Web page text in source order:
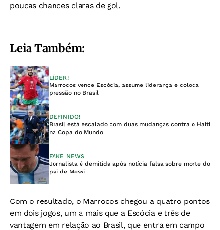
poucas chances claras de gol.
Leia Também:
LÍDER!
Marrocos vence Escócia, assume liderança e coloca
pressão no Brasil
DEFINIDO!
Brasil está escalado com duas mudanças contra o Haiti
na Copa do Mundo
FAKE NEWS
Jornalista é demitida após notícia falsa sobre morte do
pai de Messi
Com o resultado, o Marrocos chegou a quatro pontos
em dois jogos, um a mais que a Escócia e três de
vantagem em relação ao Brasil, que entra em campo